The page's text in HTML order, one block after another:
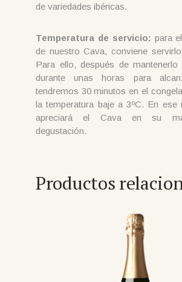
de variedades ibéricas.
Temperatura de servicio: para
de nuestro Cava, conviene
Para ello, después de
durante unas horas para
tendremos 30 minutos en el
la temperatura baje a 3ºC. En ese
apreciará el Cava en su
degustación.
Productos